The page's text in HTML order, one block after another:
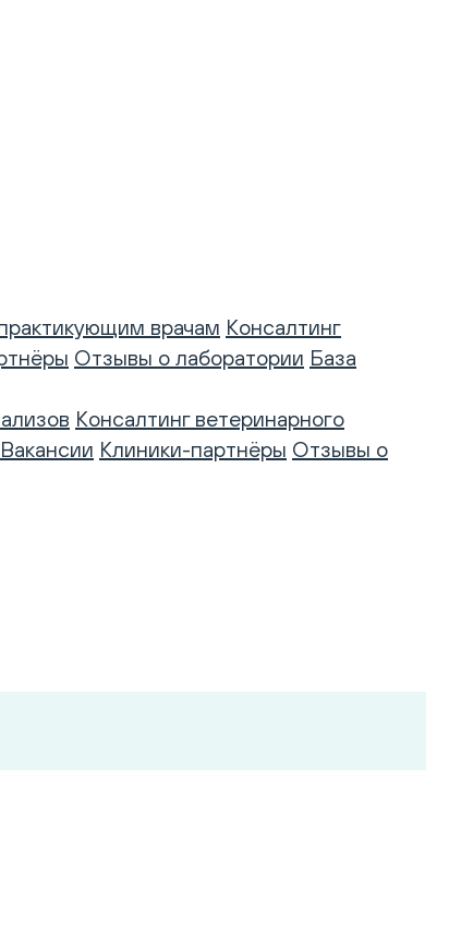
врачам Консалтинг
Отзывы о лаборатории База
Консалтинг ветеринарного
Вакансии Клиники-партнёры Отзывы о